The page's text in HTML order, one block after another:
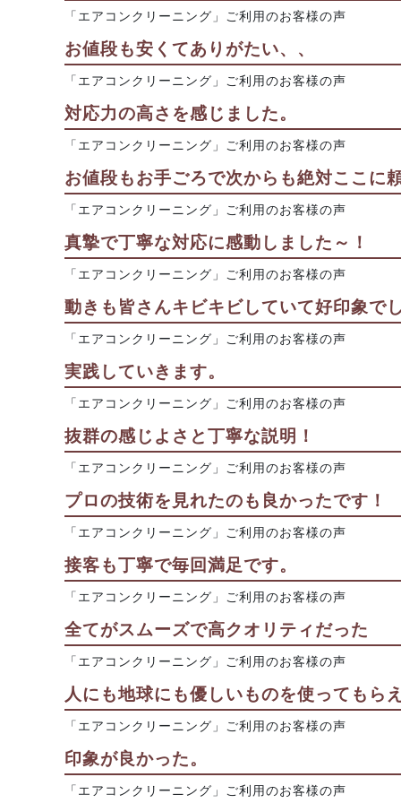
「エアコンクリーニング」ご利用のお客様の声
お値段も安くてありがたい、、
「エアコンクリーニング」ご利用のお客様の声
対応力の高さを感じました。
「エアコンクリーニング」ご利用のお客様の声
お値段もお手ごろで次からも絶対ここに
「エアコンクリーニング」ご利用のお客様の声
真摯で丁寧な対応に感動しました～！
「エアコンクリーニング」ご利用のお客様の声
動きも皆さんキビキビしていて好印象で
「エアコンクリーニング」ご利用のお客様の声
実践していきます。
「エアコンクリーニング」ご利用のお客様の声
抜群の感じよさと丁寧な説明！
「エアコンクリーニング」ご利用のお客様の声
プロの技術を見れたのも良かったです！
「エアコンクリーニング」ご利用のお客様の声
接客も丁寧で毎回満足です。
「エアコンクリーニング」ご利用のお客様の声
全てがスムーズで高クオリティだった
「エアコンクリーニング」ご利用のお客様の声
人にも地球にも優しいものを使ってもら
「エアコンクリーニング」ご利用のお客様の声
印象が良かった。
「エアコンクリーニング」ご利用のお客様の声